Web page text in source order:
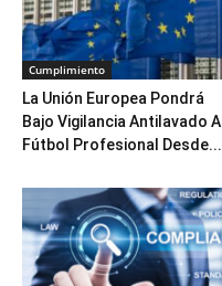
Cumplimiento
La Unión Europea Pondrá
Bajo Vigilancia Antilavado Al
Fútbol Profesional Desde...